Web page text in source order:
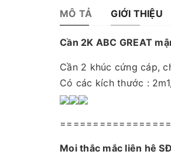
MÔ TẢ GIỚI THIỆU
Cần 2K ABC GREAT
Cần 2 khúc cứng cáp,
Có các kích thước :
Mọi thắc mắc liên hệ